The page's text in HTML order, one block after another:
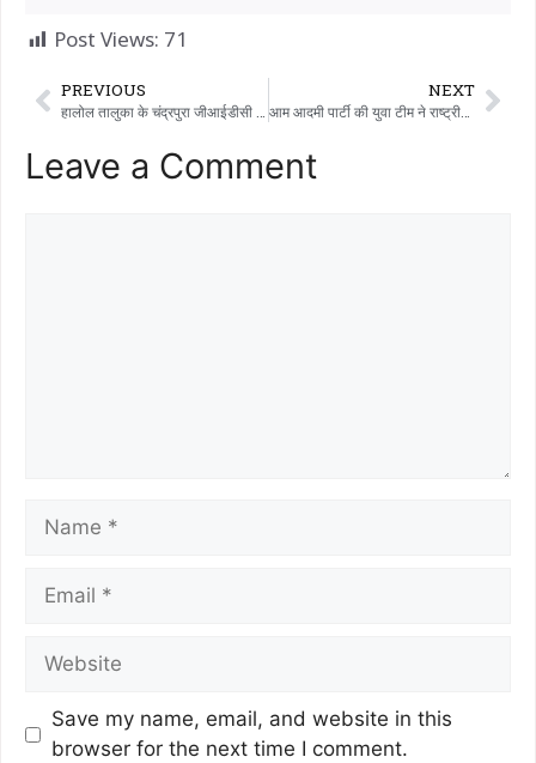
Post Views: 71
PREVIOUS
हालोल तालुका के चंद्रपुरा जीआईडीसी में एक कंपनी के कमरे में रहने वाले पति ने अपनी पत्नी की गला घोंटकर हत्या कर दी, पुलिस ने पति को गिरफ्तार कर लिया
NEXT
आम आदमी पार्टी की युवा टीम ने राष्ट्रीय युवा दिवस और स्वामी विवेकानंद की जयंती पर हरतोरा किया।
Leave a Comment
Save my name, email, and website in this
browser for the next time I comment.